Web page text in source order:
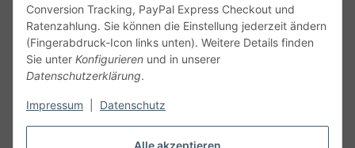
Conversion Tracking, PayPal Express Checkout und
Ratenzahlung. Sie können die Einstellung jederzeit ändern
(Fingerabdruck-Icon links unten). Weitere Details finden
Sie unter Konfigurieren und in unserer
Datenschutzerklärung.
Impressum Datenschutz
Gesetzliche Informationen
Alle technischen Angaben ohne Gewähr. Irrtümer und fehlerhafte
Angaben vorbehalten. Wenn Sie Datenblätter oder spezielle
unseren Kundenservice. Abbildungen der Artikel können